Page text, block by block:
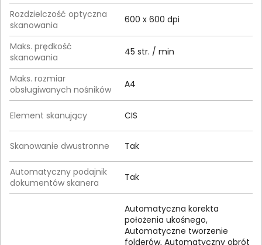
Rozdzielczość optyczna
skanowania
600 x 600 dpi
Maks. prędkość
skanowania
45 str. / min
Maks. rozmiar
obsługiwanych nośników
A4
Element skanujący CIS
Skanowanie dwustronne Tak
Automatyczny podajnik
dokumentów skanera
Tak
Automatyczna korekta
położenia ukośnego,
Automatyczne tworzenie
folderów, Automatyczny obrót